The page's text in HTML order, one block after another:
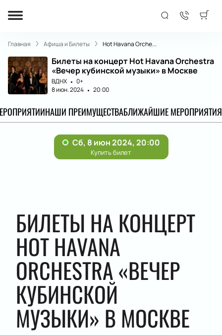
Главная Афиша и Билеты Hot Havana Оrche...
Билеты на концерт Hot Havana Оrchestra
«Вечер кубинской музыки» в Москве
ВДНХ
0+
8 июн. 2024
20:00
НАШИ ПРЕИМУЩЕСТВАБЛИЖАЙШИЕ МЕРОПРИЯТИЯ
БИЛЕТЫ НА КОНЦЕРТ
HOT HAVANA
ОRCHESTRA «ВЕЧЕР
КУБИНСКОЙ
МУЗЫКИ» В МОСКВЕ